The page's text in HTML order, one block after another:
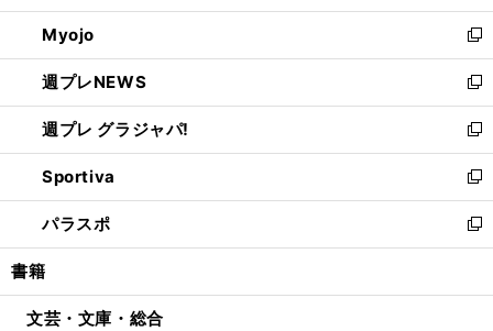
開
く
ウ
で
開
く
ン
ド
ウ
で
開
く
ウ
ィ
ン
ド
ウ
で
開
く
Myojo
新
し
い
ウ
ィ
ン
ド
ウ
で
開
週プレNEWS
新
し
い
ウ
ィ
ン
ド
ウ
開
週プレ グラジャパ!
新
し
い
ウ
ィ
ン
ウ
Sportiva
新
し
い
ウ
ン
パラスポ
新
し
ウ
書籍
文芸・文庫・総合